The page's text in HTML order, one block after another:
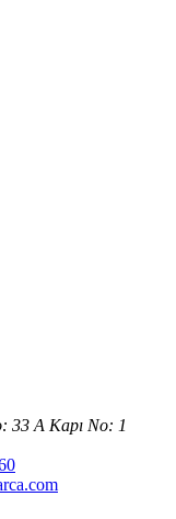
33 A Kapı No: 1